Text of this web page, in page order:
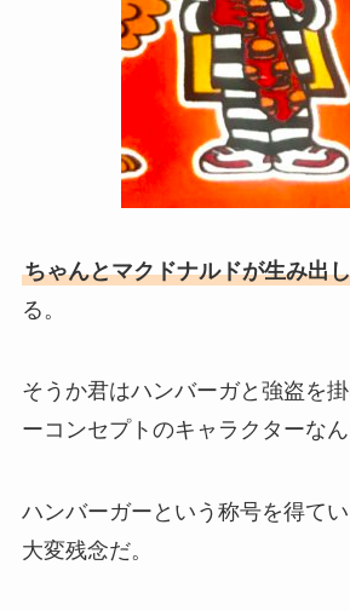
ちゃんとマクドナルドが生み出
る。
そうか君はハンバーガと強盗を
ーコンセプトのキャラクターなん
ハンバーガーという称号を得て
大変残念だ。